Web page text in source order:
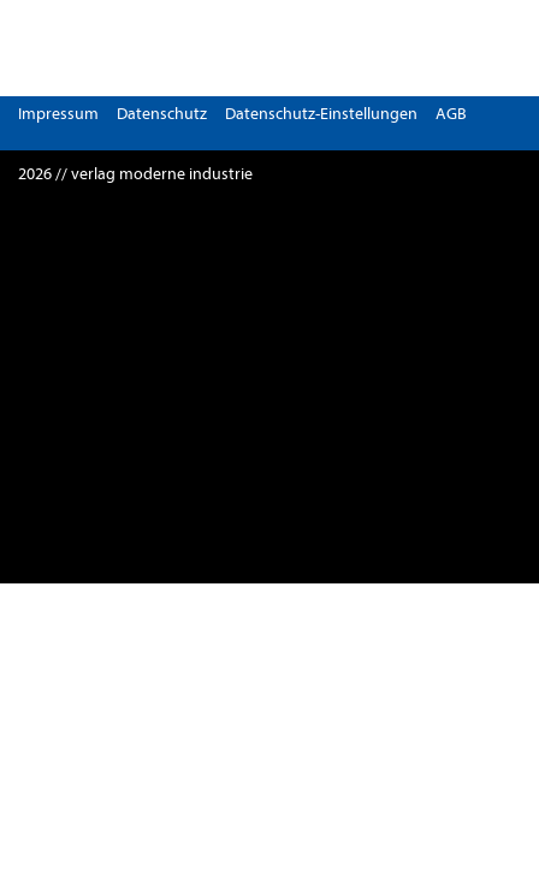
Impressum Datenschutz Datenschutz-Einstellungen AGB
2026 // verlag moderne industrie